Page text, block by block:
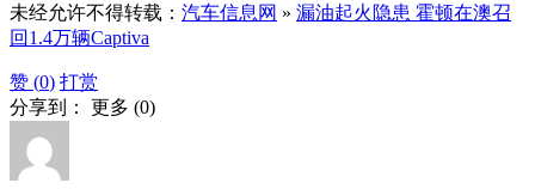
未经允许不得转载： 汽车信息网 » 漏油起火隐患 霍顿在澳召
回1.4万辆Captiva
赞 (0) 打赏
分享到： 更多 (0)